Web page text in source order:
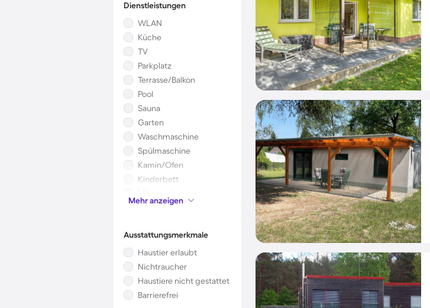
Dienstleistungen
WLAN
Küche
TV
Parkplatz
Terrasse/Balkon
Pool
Sauna
Garten
Waschmaschine
Spülmaschine
Kamin/Ofen
Kinderbett
Mikrowelle
Klimaanlage
Mehr anzeigen
Ausstattungsmerkmale
Haustier erlaubt
Nichtraucher
Haustiere nicht gestattet
Barrierefrei